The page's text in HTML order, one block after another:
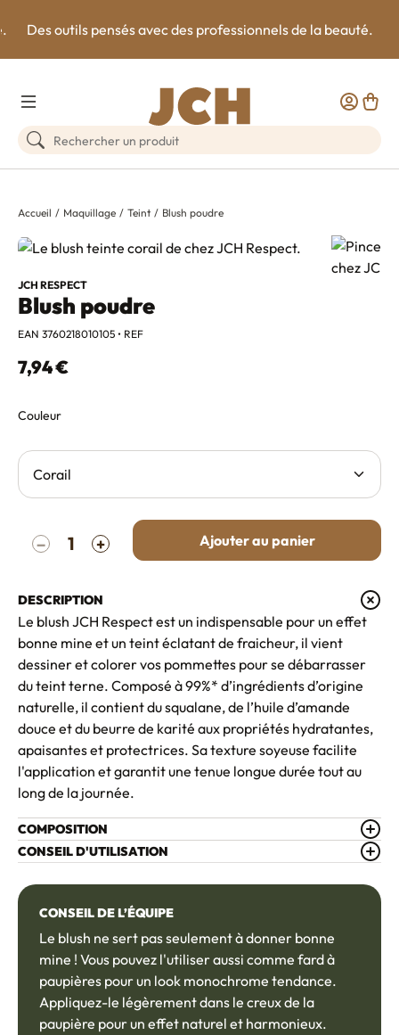
Des outils pensés avec des professionnels de la beauté.
Toggle Menu
Rechercher un produit
Accueil Maquillage Teint Blush poudre
JCH RESPECT
Blush poudre
EAN 3760218010105 • REF
7,94 €
Couleur
− + Ajouter au panier
DESCRIPTION
Le blush JCH Respect est un indispensable pour un effet
bonne mine et un teint éclatant de fraicheur, il vient
dessiner et colorer vos pommettes pour se débarrasser
du teint terne. Composé à 99%* d’ingrédients d’origine
naturelle, il contient du squalane, de l’huile d’amande
douce et du beurre de karité aux propriétés hydratantes,
apaisantes et protectrices. Sa texture soyeuse facilite
l'application et garantit une tenue longue durée tout au
long de la journée.
COMPOSITION
CONSEIL D'UTILISATION
CONSEIL DE L’ÉQUIPE
Le blush ne sert pas seulement à donner bonne
mine ! Vous pouvez l'utiliser aussi comme fard à
paupières pour un look monochrome tendance.
Appliquez-le légèrement dans le creux de la
paupière pour un effet naturel et harmonieux.